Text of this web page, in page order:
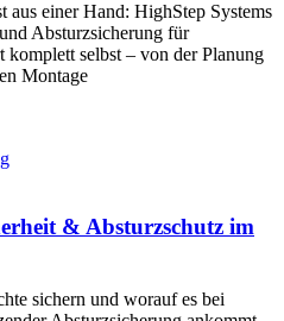
aus einer Hand: HighStep Systems
Absturzsicherung für
komplett selbst – von der Planung
Montage
& Absturzschutz im
sichern und worauf es bei